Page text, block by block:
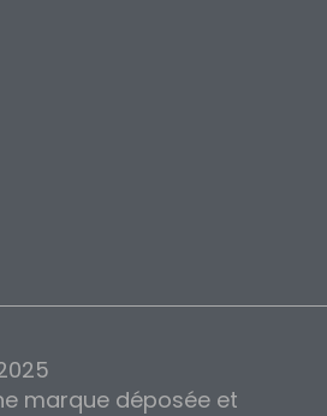
marque déposée et